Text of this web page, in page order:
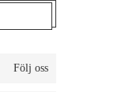
Följ oss